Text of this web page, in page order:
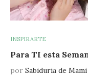
INSPIRARTE
Para TI esta
por Sabiduria de Mami